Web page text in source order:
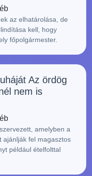
az elhatárolása, de
kell, hogy
főpolgármester.
Az ördög
nem is
amelyben a
ajánlják fel magasztos
például ételfolttal